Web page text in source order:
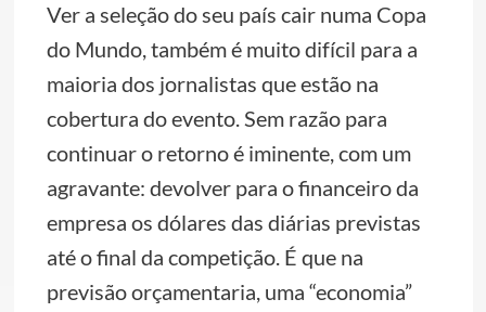
Ver a seleção do seu país cair numa Copa
do Mundo, também é muito difícil para a
maioria dos jornalistas que estão na
cobertura do evento. Sem razão para
continuar o retorno é iminente, com um
agravante: devolver para o financeiro da
empresa os dólares das diárias previstas
até o final da competição. É que na
previsão orçamentaria, uma “economia”